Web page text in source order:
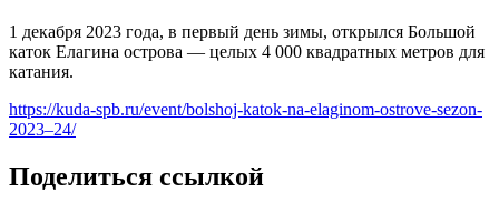
1 декабря 2023 года, в первый день зимы, открылся Большой
каток Елагина острова — целых 4 000 квадратных метров для
катания.
https://kuda-spb.ru/event/bolshoj-katok-na-elaginom-ostrove-sezon-
2023–24/
Поделиться ссылкой